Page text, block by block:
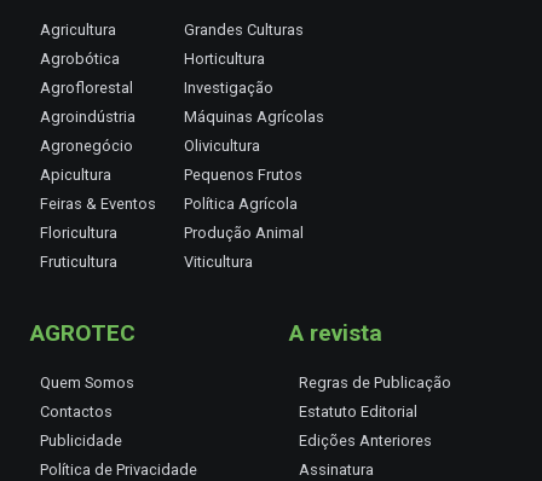
Agricultura
Agrobótica
Agroflorestal
Agroindústria
Agronegócio
Apicultura
Feiras & Eventos
Floricultura
Fruticultura
Grandes Culturas
Horticultura
Investigação
Máquinas Agrícolas
Olivicultura
Pequenos Frutos
Política Agrícola
Produção Animal
Viticultura
AGROTEC
Quem Somos
Contactos
Publicidade
Política de Privacidade
A revista
Regras de Publicação
Estatuto Editorial
Edições Anteriores
Assinatura